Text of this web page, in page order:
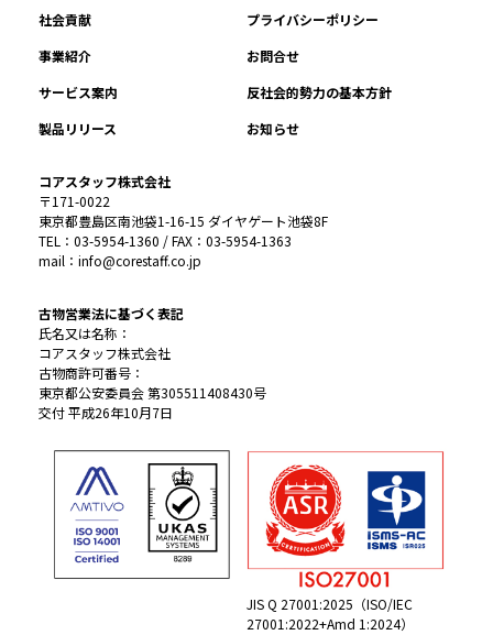
社会貢献
プライバシーポリシー
事業紹介
お問合せ
サービス案内
反社会的勢力の基本方針
製品リリース
お知らせ
コアスタッフ株式会社
〒171-0022
東京都豊島区南池袋1-16-15 ダイヤゲート池袋8F
TEL：03-5954-1360 / FAX：03-5954-1363
mail：info@corestaff.co.jp
古物営業法に基づく表記
氏名又は名称：
コアスタッフ株式会社
古物商許可番号：
東京都公安委員会 第305511408430号
交付 平成26年10月7日
JIS Q 27001:2025（ISO/IEC
27001:2022+Amd 1:2024）